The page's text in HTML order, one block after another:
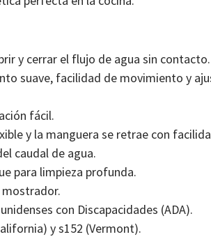
y cerrar el flujo de agua sin contacto.
suave, facilidad de movimiento y
fácil.
y la manguera se retrae con
caudal de agua.
para limpieza profunda.
mostrador.
con Discapacidades (ADA).
y s152 (Vermont).